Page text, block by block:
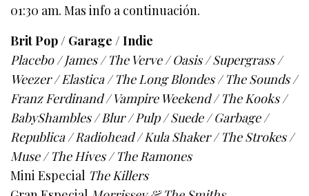
01:30 am. Mas info a continuación.
Brit Pop / Garage / Indie
Placebo / James / The Verve / Oasis / Supergrass /
Weezer / Elastica / The Long Blondes / The Sounds /
Franz Ferdinand / Vampire Weekend / The Kooks /
BabyShambles / Blur / Pulp / Suede / Garbage /
Republica / Radiohead / Kula Shaker / The Strokes /
Muse / The Hives / The Ramones
Mini Especial The Killers